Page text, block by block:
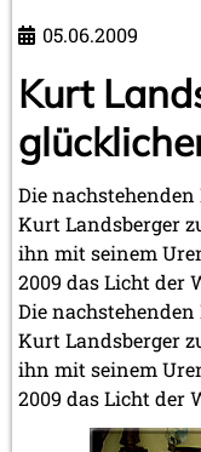
05.06.2009
Kurt
Die
Kurt Landsberger
ihn mit seinem
2009 das Licht der
Die
Kurt Landsberger
ihn mit seinem
2009 das Licht der